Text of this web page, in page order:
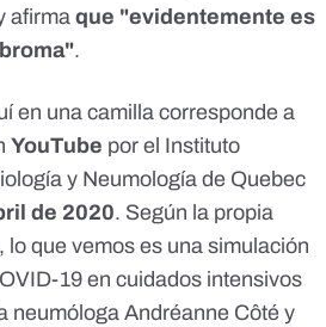
afirma que "evidentemente es
.
en una camilla corresponde a
YouTube por el Instituto
y Neumología de Quebec
de 2020. Según la propia
que vemos es una simulación
19 en cuidados intensivos
neumóloga Andréanne Côté y